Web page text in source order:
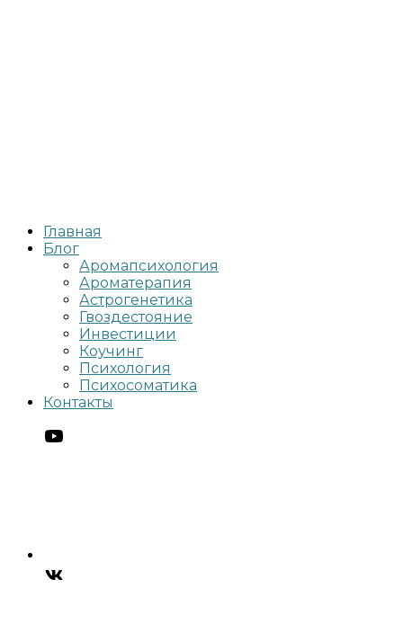
Главная
Блог
Аромапсихология
Ароматерапия
Астрогенетика
Гвоздестояние
Инвестиции
Коучинг
Психология
Психосоматика
Контакты